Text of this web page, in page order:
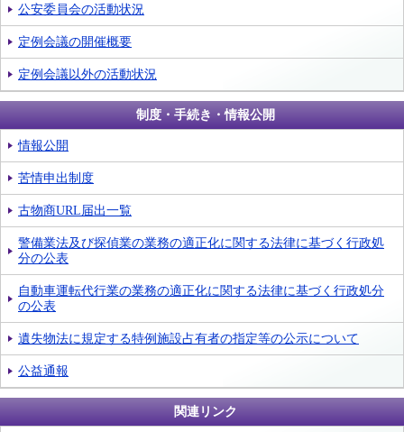
公安委員会の活動状況
定例会議の開催概要
定例会議以外の活動状況
制度・手続き・情報公開
情報公開
苦情申出制度
古物商URL届出一覧
警備業法及び探偵業の業務の適正化に関する法律に基づく行政処
分の公表
自動車運転代行業の業務の適正化に関する法律に基づく行政処分
の公表
遺失物法に規定する特例施設占有者の指定等の公示について
公益通報
関連リンク